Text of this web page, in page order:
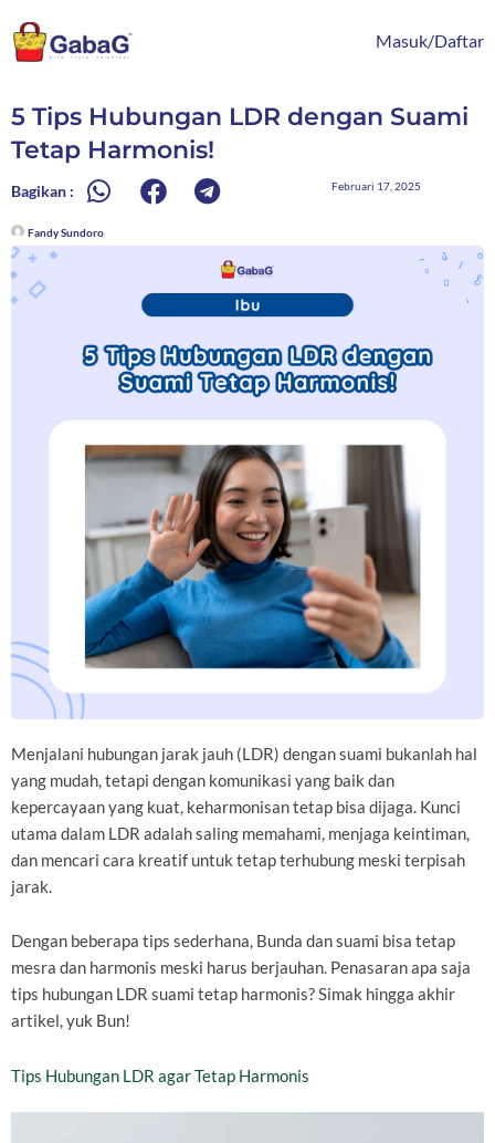
ke
konten
Masuk/Daftar
5 Tips Hubungan LDR dengan Suami
Tetap Harmonis!
Bagikan : Februari 17, 2025
Fandy Sundoro
Menjalani hubungan jarak jauh (LDR) dengan suami bukanlah hal
yang mudah, tetapi dengan komunikasi yang baik dan
kepercayaan yang kuat, keharmonisan tetap bisa dijaga. Kunci
utama dalam LDR adalah saling memahami, menjaga keintiman,
dan mencari cara kreatif untuk tetap terhubung meski terpisah
jarak.
Dengan beberapa tips sederhana, Bunda dan suami bisa tetap
mesra dan harmonis meski harus berjauhan. Penasaran apa saja
tips hubungan LDR suami tetap harmonis? Simak hingga akhir
artikel, yuk Bun!
Tips Hubungan LDR agar Tetap Harmonis